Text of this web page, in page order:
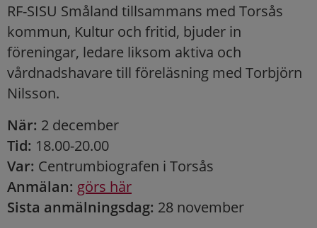
RF-SISU Småland tillsammans med Torsås
kommun, Kultur och fritid, bjuder in
föreningar, ledare liksom aktiva och
vårdnadshavare till föreläsning med Torbjörn
Nilsson.
När: 2 december
Tid: 18.00-20.00
Var: Centrumbiografen i Torsås
Anmälan: görs här
Sista anmälningsdag: 28 november